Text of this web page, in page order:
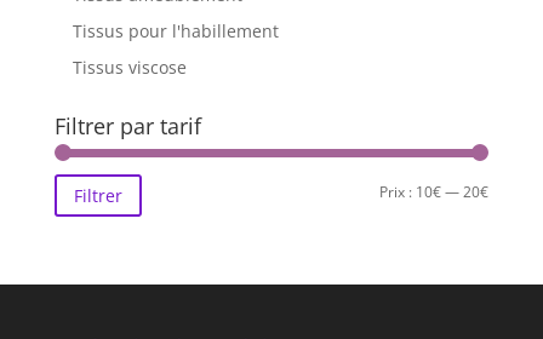
Tissus pour l'habillement
Tissus viscose
Filtrer par tarif
Prix
Prix
Filtrer Prix : 10€—20€